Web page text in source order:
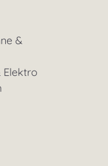
&
Elektro